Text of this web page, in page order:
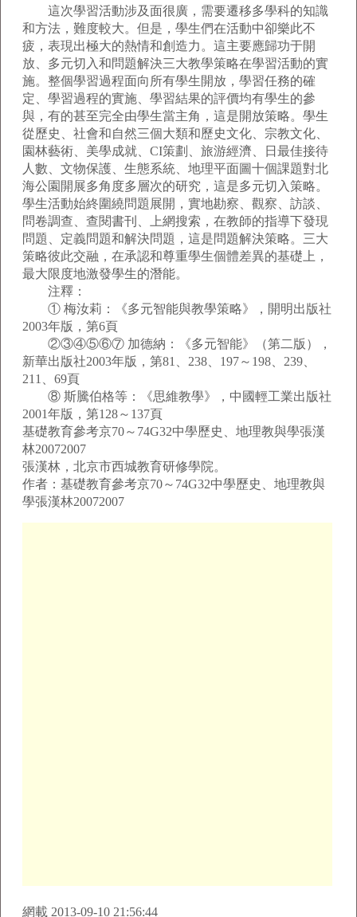
這次學習活動涉及面很廣，需要遷移多學科的知識
和方法，難度較大。但是，學生們在活動中卻樂此不
疲，表現出極大的熱情和創造力。這主要應歸功于開
放、多元切入和問題解決三大教學策略在學習活動的實
施。整個學習過程面向所有學生開放，學習任務的確
定、學習過程的實施、學習結果的評價均有學生的參
與，有的甚至完全由學生當主角，這是開放策略。學生
從歷史、社會和自然三個大類和歷史文化、宗教文化、
園林藝術、美學成就、CI策劃、旅游經濟、日最佳接待
人數、文物保護、生態系統、地理平面圖十個課題對北
海公園開展多角度多層次的研究，這是多元切入策略。
學生活動始終圍繞問題展開，實地勘察、觀察、訪談、
問卷調查、查閱書刊、上網搜索，在教師的指導下發現
問題、定義問題和解決問題，這是問題解決策略。三大
策略彼此交融，在承認和尊重學生個體差異的基礎上，
最大限度地激發學生的潛能。
注釋：
① 梅汝莉：《多元智能與教學策略》，開明出版社
2003年版，第6頁
②③④⑤⑥⑦ 加德納：《多元智能》（第二版），
新華出版社2003年版，第81、238、197～198、239、
211、69頁
⑧ 斯騰伯格等：《思維教學》，中國輕工業出版社
2001年版，第128～137頁
基礎教育參考京70～74G32中學歷史、地理教與學張漢
林20072007
張漢林，北京市西城教育研修學院。
作者：基礎教育參考京70～74G32中學歷史、地理教與
學張漢林20072007
網載 2013-09-10 21:56:44